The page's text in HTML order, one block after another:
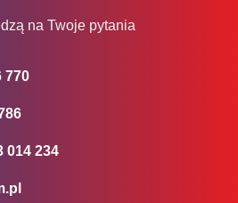
na Twoje pytania
770
014 234